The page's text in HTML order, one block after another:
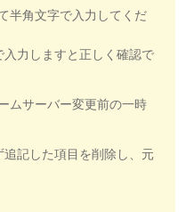
半角文字で入力してくだ
力しますと正しく確認で
ムサーバー変更前の一時
記した項目を削除し、元